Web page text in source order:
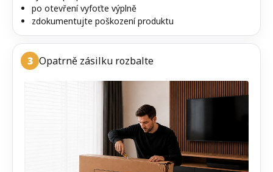
po otevření vyfoťte výplně
zdokumentujte poškození produktu
3 Opatrně zásilku rozbalte